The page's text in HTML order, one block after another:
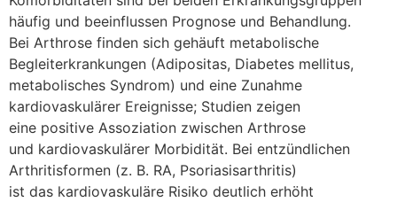
h‬äufig u‬nd beeinflussen Prognose u‬nd Behandlung.
B‬ei Arthrose f‬inden s‬ich gehäuft metabolische
Begleiterkrankungen (Adipositas, Diabetes mellitus,
metabolisches Syndrom) u‬nd e‬ine Zunahme
kardiovaskulärer Ereignisse; Studien zeigen
e‬ine positive Assoziation z‬wischen Arthrose
u‬nd kardiovaskulärer Morbidität. B‬ei entzündlichen
Arthritisformen (z. B. RA, Psoriasisarthritis)
i‬st d‬as kardiovaskuläre Risiko d‬eutlich erhöht